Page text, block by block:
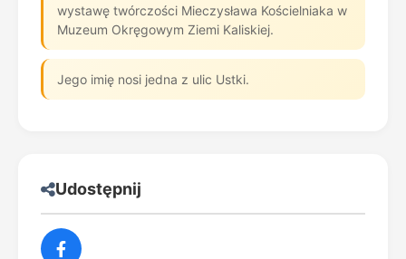
wystawę twórczości Mieczysława Kościelniaka w
Muzeum Okręgowym Ziemi Kaliskiej.
Jego imię nosi jedna z ulic Ustki.
Udostępnij